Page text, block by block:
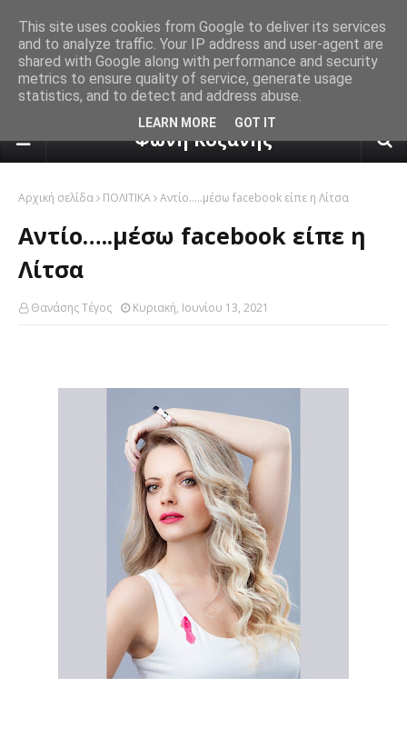
πρόγνωση καιρού από το
Φωνή Κοζάνης
Αρχική σελίδα ΠΟΛΙΤΙΚΑ Αντίο…..μέσω facebook είπε η Λίτσα
Αντίο…..μέσω facebook είπε η
Λίτσα
Θανάσης Τέγος Κυριακή, Ιουνίου 13, 2021
This site uses cookies from Google to deliver its services
and to analyze traffic. Your IP address and user-agent are
shared with Google along with performance and security
metrics to ensure quality of service, generate usage
statistics, and to detect and address abuse.
LEARN MORE GOT IT